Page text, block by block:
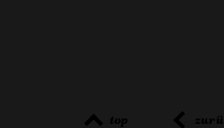
top